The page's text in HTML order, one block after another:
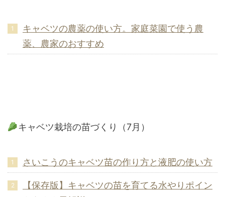
キャベツの農薬の使い方。家庭菜園で使う農
薬、農家のおすすめ
キャベツ栽培の苗づくり（7月）
さいこうのキャベツ苗の作り方と液肥の使い方
【保存版】キャベツの苗を育てる水やりポイン